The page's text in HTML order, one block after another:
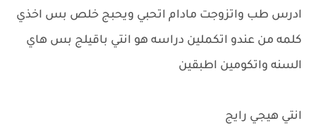
ادرس طب واتزوجت مادام اتحبي ويحبج خلص بس اخذي
كلمه من عندو اتكملين دراسه هو انتي باقيلج بس هاي
السنه واتكومين اطبقين
انتي هيجي رايج